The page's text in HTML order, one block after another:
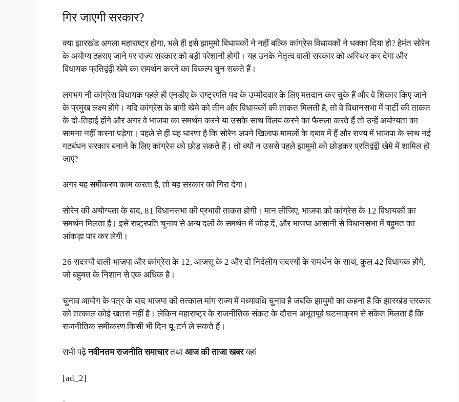
गिर जाएगी सरकार?
क्या झारखंड अगला महाराष्ट्र होगा, भले ही इसे झामुमो विधायकों ने नहीं बल्कि कांग्रेस विधायकों ने धक्का दिया हो? हेमंत सोरेन
के अयोग्य ठहराए जाने पर राज्य सरकार को बड़ी परेशानी होगी। यह उनके नेतृत्व वाली सरकार को अस्थिर कर देगा और
विधायक प्रतिद्वंद्वी खेमे का समर्थन करने का विकल्प चुन सकते हैं।
लगभग नौ कांग्रेस विधायक पहले ही एनडीए के राष्ट्रपति पद के उम्मीदवार के लिए मतदान कर चुके हैं और वे शिकार किए जाने
के प्रमुख लक्ष्य होंगे। यदि कांग्रेस के बागी खेमे को तीन और विधायकों की ताकत मिलती है, तो वे विधानसभा में पार्टी की ताकत
के दो-तिहाई होंगे और अगर वे भाजपा का समर्थन करने या उसके साथ विलय करने का फैसला करते हैं तो उन्हें अयोग्यता का
सामना नहीं करना पड़ेगा। पहले से ही यह धारणा है कि सोरेन अपने खिलाफ मामलों के दबाव में हैं और राज्य में भाजपा के साथ नई
गठबंधन सरकार बनाने के लिए कांग्रेस को छोड़ सकते हैं। तो क्यों न उससे पहले झामुमो को छोड़कर प्रतिद्वंद्वी खेमे में शामिल हो
जाएं?
अगर यह समीकरण काम करता है, तो यह सरकार को गिरा देगा।
सोरेन की अयोग्यता के बाद, 81 विधानसभा की प्रभावी ताकत होगी। मान लीजिए, भाजपा को कांग्रेस के 12 विधायकों का
समर्थन मिलता है। इसे राष्ट्रपति चुनाव से अन्य दलों के समर्थन में जोड़ दें, और भाजपा आसानी से विधानसभा में बहुमत का
आंकड़ा पार कर लेगी।
26 सदस्यों वाली भाजपा और कांग्रेस के 12, आजसू के 2 और दो निर्दलीय सदस्यों के समर्थन के साथ, कुल 42 विधायक होंगे,
जो बहुमत के निशान से एक अधिक है।
चुनाव आयोग के पत्र के बाद भाजपा की तत्काल मांग राज्य में मध्यावधि चुनाव है जबकि झामुमो का कहना है कि झारखंड सरकार
को तत्काल कोई खतरा नहीं है। लेकिन महाराष्ट्र के राजनीतिक संकट के दौरान अभूतपूर्व घटनाक्रम से संकेत मिलता है कि
राजनीतिक समीकरण किसी भी दिन यू-टर्न ले सकते हैं।
सभी पढ़ेंनवीनतम राजनीति समाचारतथा आज की ताजा खबरयहां
[ad_2]